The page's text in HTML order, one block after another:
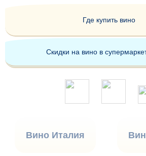
Где купить вино
Скидки на вино в
Вино Италия